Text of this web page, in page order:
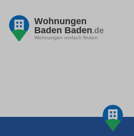
Wohnungen
Baden Baden.de
Wohnungen einfach finden